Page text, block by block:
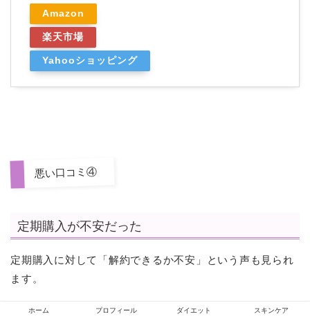
Amazon
楽天市場
Yahooショッピング
悪い口コミ④
定期購入が不安だった
定期購入に対して「解約できるか不安」という声も見られ
ます。
ホーム プロフィール ダイエット スキンケア